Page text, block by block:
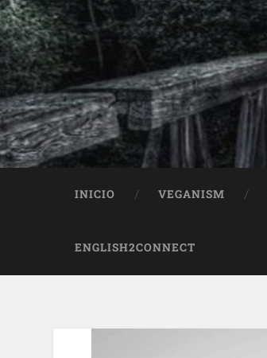
INICIO VEGANISM
ENGLISH2CONNECT